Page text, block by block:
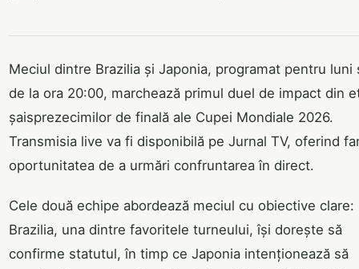
Meciul dintre Brazilia și Japonia, programat pentru luni
de la ora 20:00, marchează primul duel de impact din
șaisprezecimilor de finală ale Cupei Mondiale 2026.
Transmisia live va fi disponibilă pe Jurnal TV, oferind
oportunitatea de a urmări confruntarea în direct.
Cele două echipe abordează meciul cu obiective clare:
Brazilia, una dintre favoritele turneului, își dorește să
confirme statutul, în timp ce Japonia intenționează să